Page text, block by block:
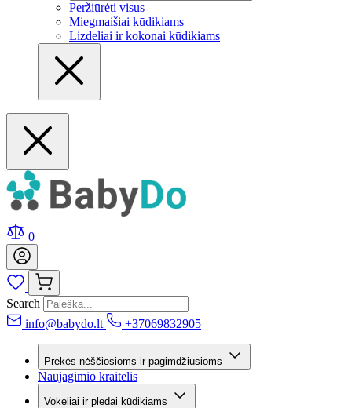
Peržiūrėti visus
Miegmaišiai kūdikiams
Lizdeliai ir kokonai kūdikiams
0
Search
info@babydo.lt
+37069832905
Prekės nėščiosioms ir pagimdžiusioms
Naujagimio kraitelis
Vokeliai ir pledai kūdikiams